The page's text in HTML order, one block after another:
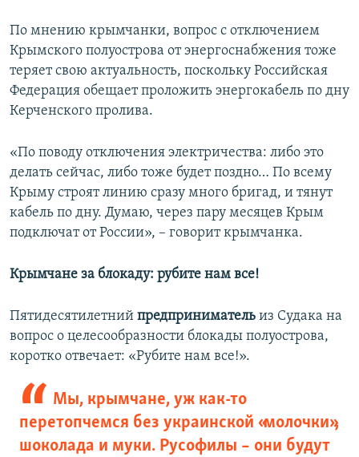
По мнению крымчанки, вопрос с отключением
Крымского полуострова от энергоснабжения тоже
теряет свою актуальность, поскольку Российская
Федерация обещает проложить энергокабель по дну
Керченского пролива.
«По поводу отключения электричества: либо это
делать сейчас, либо тоже будет поздно… По всему
Крыму строят линию сразу много бригад, и тянут
кабель по дну. Думаю, через пару месяцев Крым
подключат от России», – говорит крымчанка.
Крымчане за блокаду: рубите нам все!
Пятидесятилетний предприниматель из Судака на
вопрос о целесообразности блокады полуострова,
коротко отвечает: «Рубите нам все!».
Мы, крымчане, уж как-то
перетопчемся без украинской «молочки»,
шоколада и муки. Русофилы – они будут